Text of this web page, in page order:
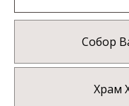
Собор
Храм